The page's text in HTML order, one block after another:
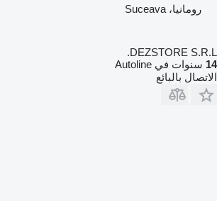
رومانيا، Suceava
DEZSTORE S.R.L.
14 سنوات في Autoline
الاتصال بالبائع